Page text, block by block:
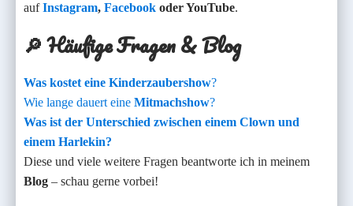
aufInstagram, Facebook oder YouTube.
🔎 Häufige Fragen & Blog
Was kostet eine Kinderzaubershow?
Wie lange dauert eine Mitmachshow?
Was ist der Unterschied zwischen einem Clown und
einem Harlekin?
Diese und viele weitere Fragen beantworte ich in meinem
Blog – schau gerne vorbei!